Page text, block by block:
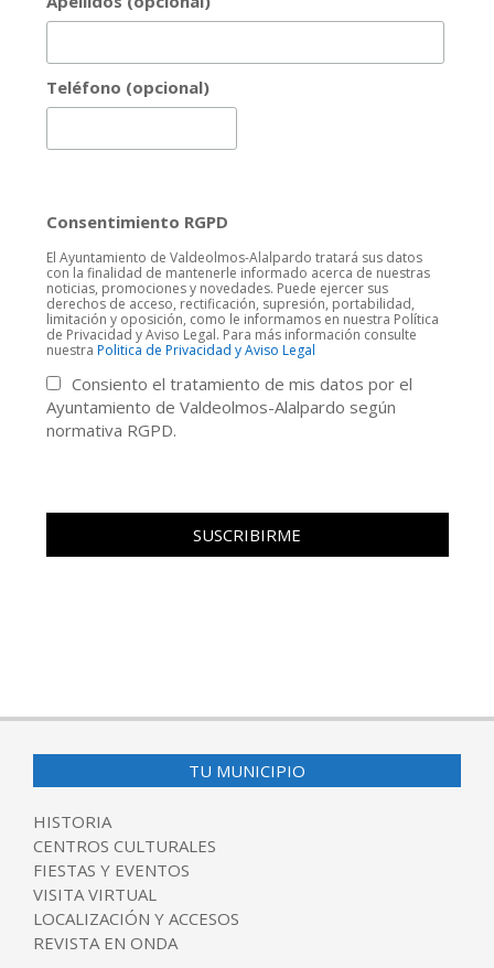
Teléfono (opcional)
Consentimiento RGPD
El Ayuntamiento de Valdeolmos-Alalpardo tratará sus datos
con la finalidad de mantenerle informado acerca de nuestras
noticias, promociones y novedades. Puede ejercer sus
derechos de acceso, rectificación, supresión, portabilidad,
limitación y oposición, como le informamos en nuestra Política
de Privacidad y Aviso Legal. Para más información consulte
nuestra Politica de Privacidad y Aviso Legal
Consiento el tratamiento de mis datos por el
Ayuntamiento de Valdeolmos-Alalpardo según
normativa RGPD.
TU MUNICIPIO
HISTORIA
CENTROS CULTURALES
FIESTAS Y EVENTOS
VISITA VIRTUAL
LOCALIZACIÓN Y ACCESOS
REVISTA EN ONDA